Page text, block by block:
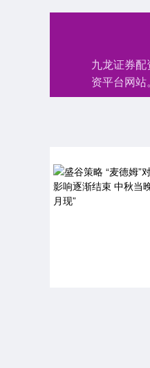
九龙证券
资平台网